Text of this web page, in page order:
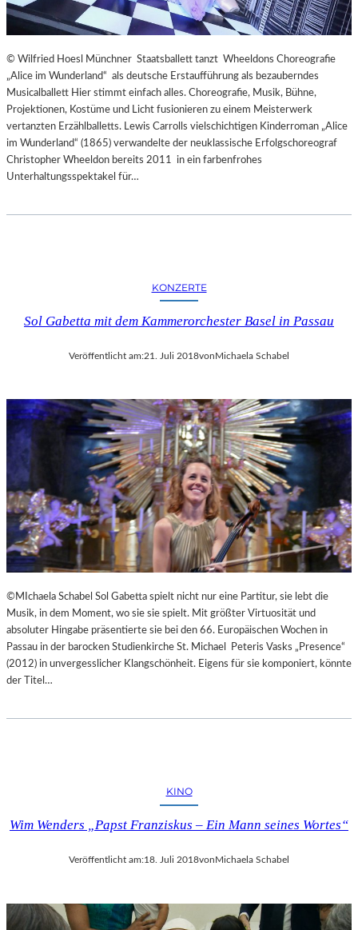
© Wilfried Hoesl Münchner Staatsballett tanzt Wheeldons Choreografie
„Alice im Wunderland“ als deutsche Erstaufführung als bezauberndes
Musicalballett Hier stimmt einfach alles. Choreografie, Musik, Bühne,
Projektionen, Kostüme und Licht fusionieren zu einem Meisterwerk
vertanzten Erzählballetts. Lewis Carrolls vielschichtigen Kinderroman „Alice
im Wunderland“ (1865) verwandelte der neuklassische Erfolgschoreograf
Christopher Wheeldon bereits 2011 in ein farbenfrohes
Unterhaltungsspektakel für…
KONZERTE
Sol Gabetta mit dem Kammerorchester Basel in Passau
Veröffentlicht am:21. Juli 2018vonMichaela Schabel
©MIchaela Schabel Sol Gabetta spielt nicht nur eine Partitur, sie lebt die
Musik, in dem Moment, wo sie sie spielt. Mit größter Virtuosität und
absoluter Hingabe präsentierte sie bei den 66. Europäischen Wochen in
Passau in der barocken Studienkirche St. Michael Peteris Vasks „Presence“
(2012) in unvergesslicher Klangschönheit. Eigens für sie komponiert, könnte
der Titel…
KINO
Wim Wenders „Papst Franziskus – Ein Mann seines Wortes“
Veröffentlicht am:18. Juli 2018von Michaela Schabel